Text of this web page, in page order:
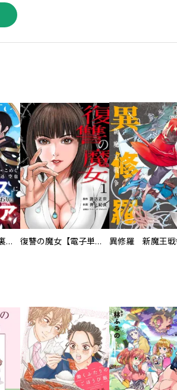
ゲーム内最強の『裏ボス』に転生したので、主人公の代わりに最速クリアを目指します！【電子単行本版】 復讐の魔女【電子単行本版】 異修羅 新魔王戦